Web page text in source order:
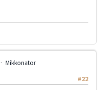
Mikkonator
#22